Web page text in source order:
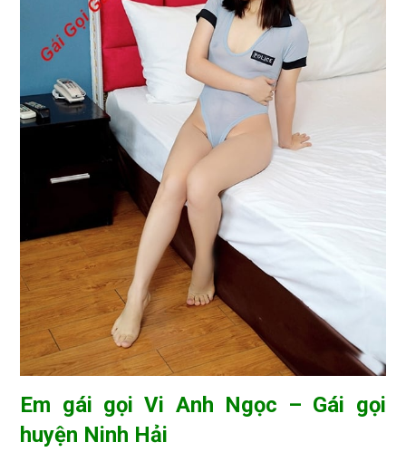
Em gái gọi Vi Anh Ngọc – Gái gọi
huyện Ninh Hải